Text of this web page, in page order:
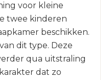
voor kleine
twee kinderen
beschikken.
dit type. Deze
qua uitstraling
dat zo